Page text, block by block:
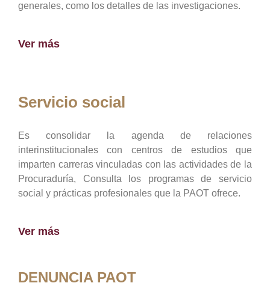
generales, como los detalles de las investigaciones.
Ver más
Servicio social
Es consolidar la agenda de relaciones
interinstitucionales con centros de estudios que
imparten carreras vinculadas con las actividades de la
Procuraduría, Consulta los programas de servicio
social y prácticas profesionales que la PAOT ofrece.
Ver más
DENUNCIA PAOT